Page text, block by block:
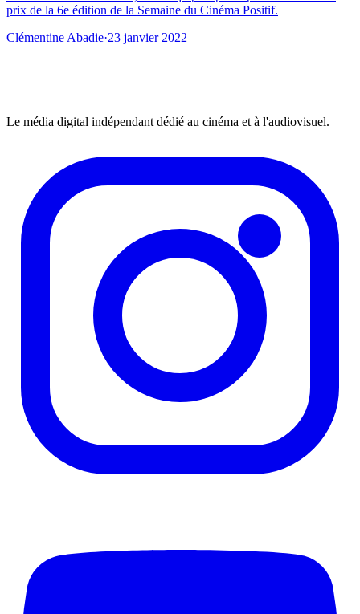
prix de la 6e édition de la Semaine du Cinéma Positif.
Clémentine Abadie·23 janvier 2022
Le média digital indépendant dédié au cinéma et à l'audiovisuel.